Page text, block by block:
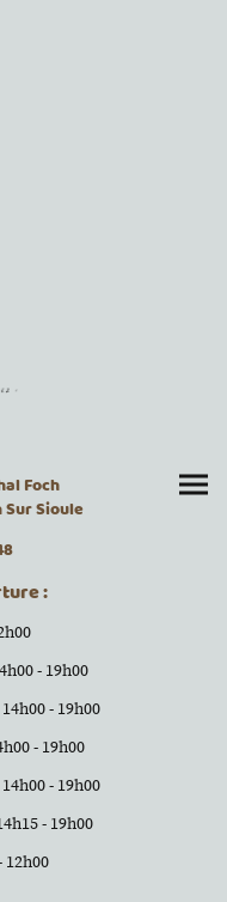
Foch
Sur Sioule
:
- 19h00
- 19h00
- 19h00
- 19h00
- 19h00
12h00